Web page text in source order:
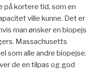
på kortere tid, som en
ville kunne. Det er
man ønsker en biopejs
Massachusetts
som alle andre biopejse.
de en tilpas og god